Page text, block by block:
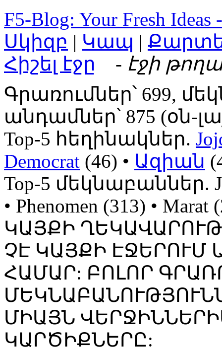
F5-Blog: Your Fresh Ideas
Սկիզբ | Կապ |
Հիշել էջը
- էջի
Գրառումներ՝ 699,
անդամներ՝ 875 (օն-
Top-5 հեղինակներ.
Democrat (46) • Ազիան
Top-5 մեկնաբաններ.
• Phenomen (313) •
ԿԱՅՔԻ
ՉԷ ԿԱՅՔԻ
ՀԱՄԱՐ: ԲՈԼՈՐ
ՄԻԱՅՆ
ԿԱՐԾԻՔՆԵՐԸ: